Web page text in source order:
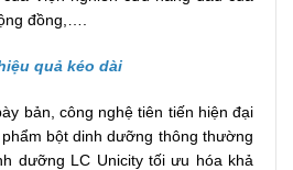
đồng,….
quả kéo dài
bản, công nghệ tiên tiến hiện đại
bột dinh dưỡng thông thường
dưỡng LC Unicity tối ưu hóa khả